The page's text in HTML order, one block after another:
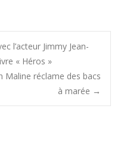
l’acteur Jimmy Jean-
« Héros »
Maline réclame des bacs
à marée →